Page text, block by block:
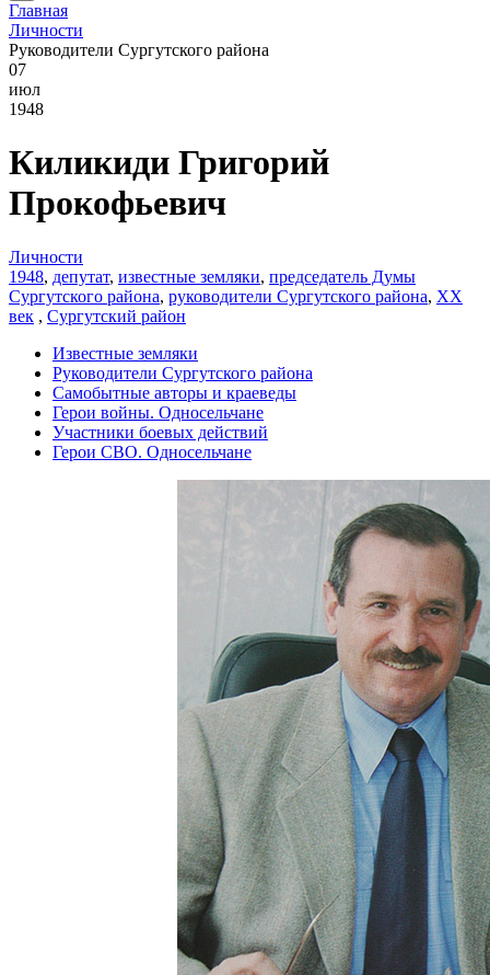
Главная
Личности
Руководители Сургутского района
07
июл
1948
Киликиди Григорий
Прокофьевич
Личности
1948, депутат, известные земляки, председатель Думы
Сургутского района, руководители Сургутского района, ХХ
век , Сургутский район
Известные земляки
Руководители Сургутского района
Самобытные авторы и краеведы
Герои войны. Односельчане
Участники боевых действий
Герои СВО. Односельчане